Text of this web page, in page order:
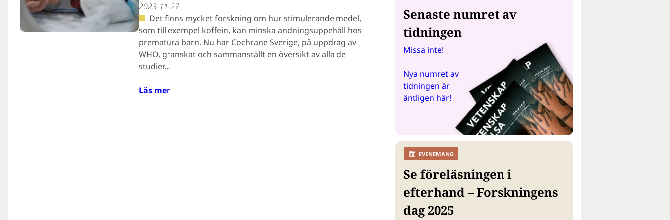
2023-11-27
Det finns mycket forskning om hur stimulerande medel,
som till exempel koffein, kan minska andningsuppehåll hos
prematura barn. Nu har Cochrane Sverige, på uppdrag av
WHO, granskat och sammanställt en översikt av alla de
studier…
Läs mer
Senaste numret av
tidningen
Missa inte!
Nya numret av
tidningen är
äntligen här!
EVENEMANG
Se föreläsningen i
efterhand – Forskningens
dag 2025